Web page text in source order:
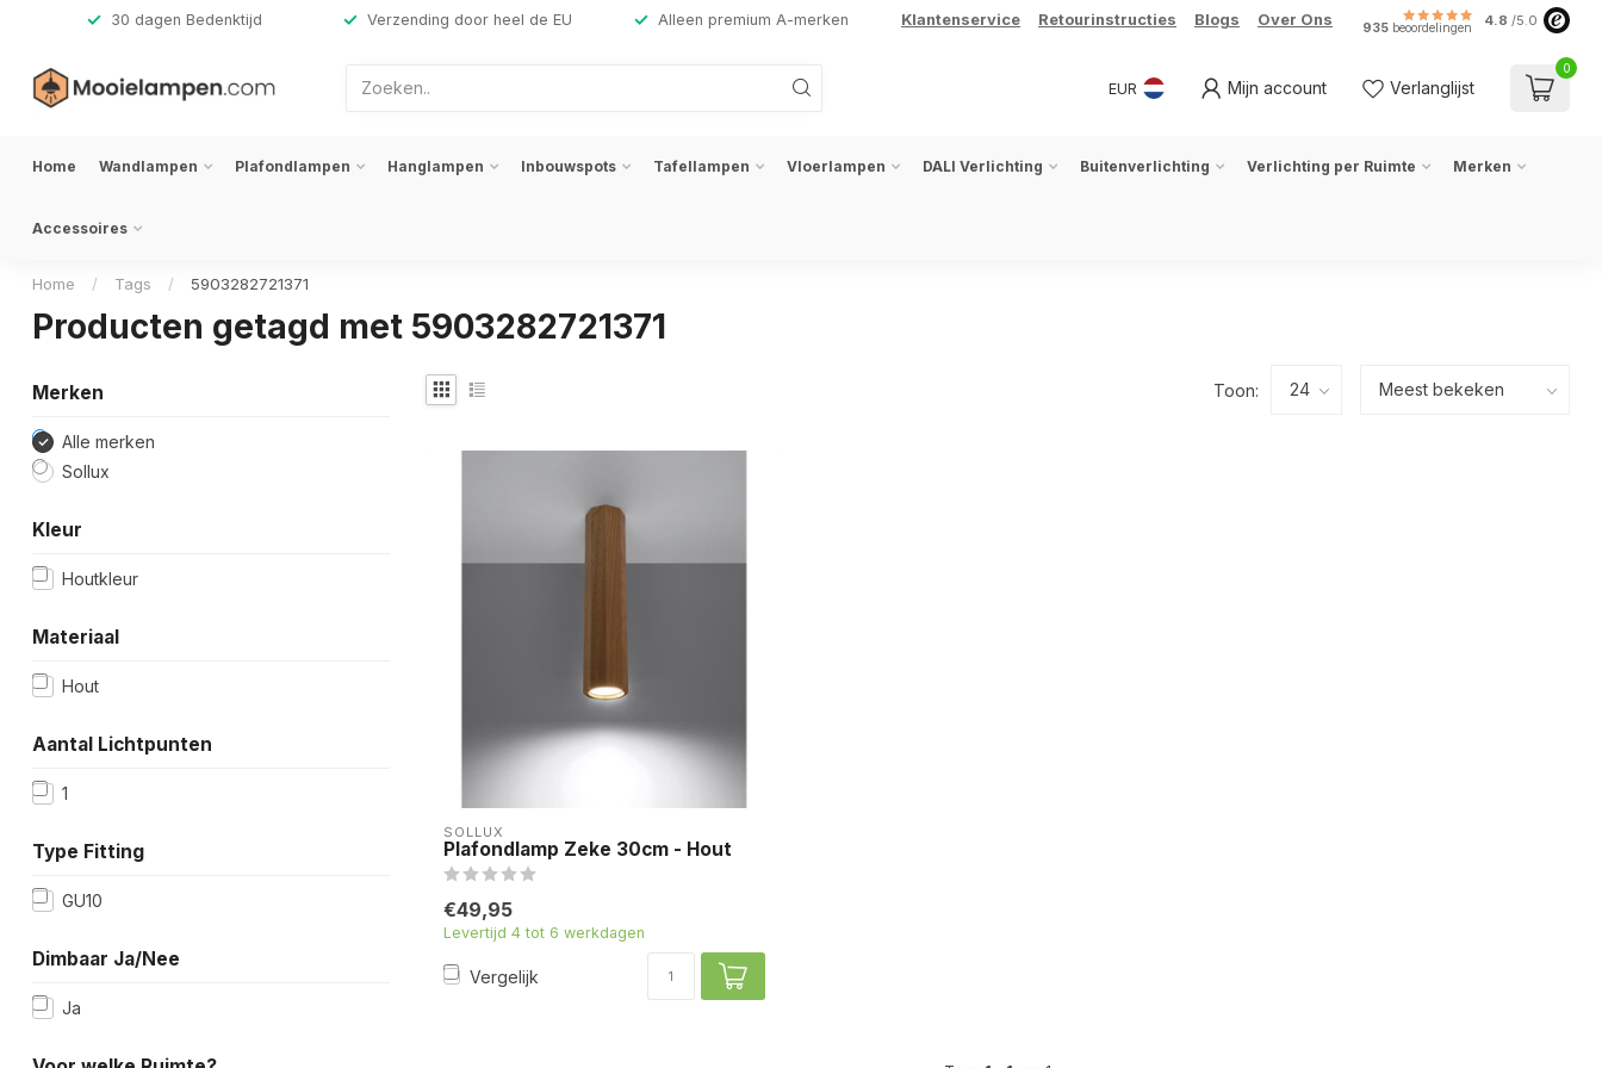
30 dagen Bedenktijd Verzending door heel de EU Alleen premium A-merken Klantenservice Retourinstructies Blogs Over Ons 935 beoordelingen 4.8 /5.0
EUR Mijn account Verlanglijst
0
Home Wandlampen Plafondlampen Hanglampen Inbouwspots Tafellampen Vloerlampen DALI Verlichting Buitenverlichting Verlichting per Ruimte Merken
Accessoires
Home / Tags / 5903282721371
Producten getagd met 5903282721371
Merken
Alle merken
Sollux
Kleur
Houtkleur
Materiaal
Hout
Aantal Lichtpunten
1
Type Fitting
GU10
Dimbaar Ja/Nee
Ja
Toon:
SOLLUX
Plafondlamp Zeke 30cm - Hout
€49,95
Levertijd 4 tot 6 werkdagen
Vergelijk